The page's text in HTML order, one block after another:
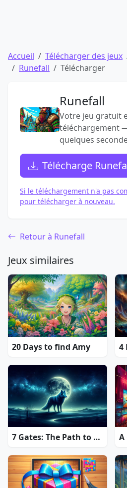
Accueil Télécharger des jeux
Runefall
Télécharger
Runefall
Votre jeu gratuit
téléchargement
quelques
Télécharge
Si le téléchargement n'a pas
pour télécharger à nouveau.
Retour à Runefall
Jeux similaires
20 Days to find Amy 4
7 Gates: The Path to Zamolxes